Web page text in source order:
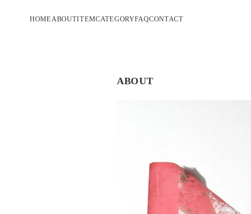
HOME ABOUTITEMCATEGORYFAQCONTACT
ABOUT